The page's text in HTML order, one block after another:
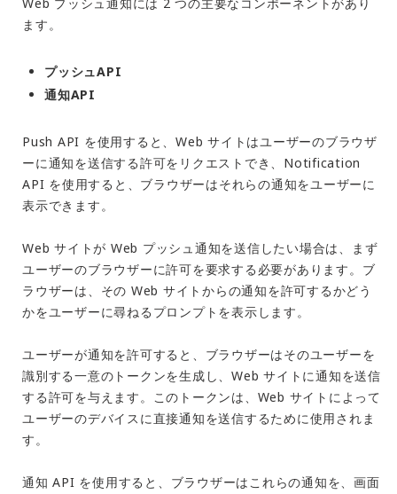
ます。
プッシュAPI
通知API
Push API を使用すると、Web サイトはユーザーのブラウザ
ーに通知を送信する許可をリクエストでき、Notification
API を使用すると、ブラウザーはそれらの通知をユーザーに
表示できます。
Web サイトが Web プッシュ通知を送信したい場合は、まず
ユーザーのブラウザーに許可を要求する必要があります。ブ
ラウザーは、その Web サイトからの通知を許可するかどう
かをユーザーに尋ねるプロンプトを表示します。
ユーザーが通知を許可すると、ブラウザーはそのユーザーを
識別する一意のトークンを生成し、Web サイトに通知を送信
する許可を与えます。このトークンは、Web サイトによって
ユーザーのデバイスに直接通知を送信するために使用されま
す。
通知 API を使用すると、ブラウザーはこれらの通知を、画面